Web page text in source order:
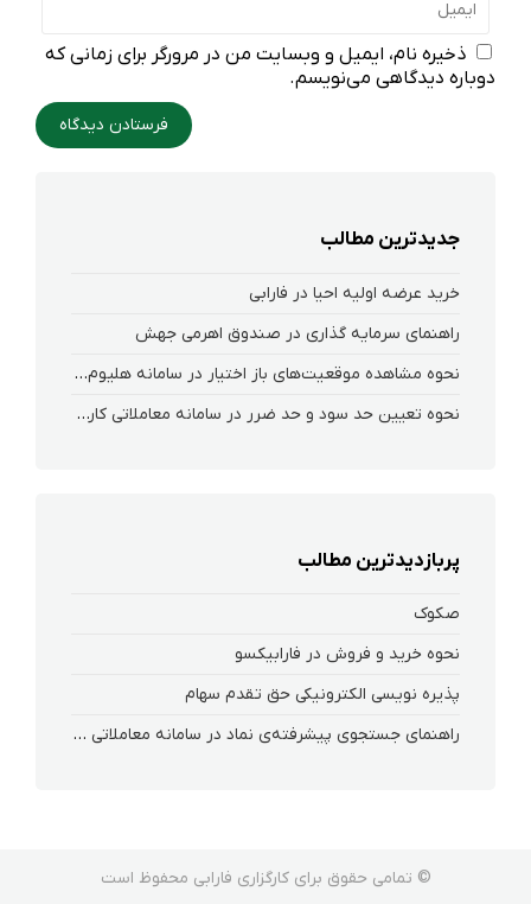
ذخیره نام، ایمیل و وبسایت من در مرورگر برای زمانی که
دوباره دیدگاهی می‌نویسم.
جدیدترین مطالب
خرید عرضه اولیه احیا در فارابی
راهنمای سرمایه گذاری در صندوق اهرمی جهش
نحوه‌ مشاهده‌ موقعیت‌های باز اختیار در سامانه هلیوم و نکست
نحوه تعیین حد سود و حد ضرر در سامانه معاملاتی کارگزاری فارابی
پربازدیدترین مطالب
صکوک
نحوه خرید و فروش در فارابیکسو
پذیره نویسی الکترونیکی حق تقدم سهام
راهنمای جستجوی پیشرفته‌ی نماد در سامانه معاملاتی ریواس
© تمامی حقوق برای کارگزاری فارابی محفوظ است